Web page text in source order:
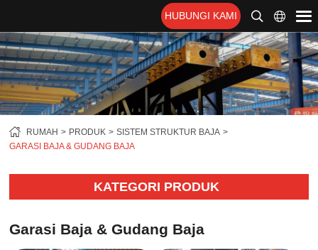
HUBUNGI KAMI
RUMAH PRODUK
SISTEM STRUKTUR BAJA
GARASI BAJA & GUDANG BAJA
KATEGORI PRODUK
Garasi Baja & Gudang Baja